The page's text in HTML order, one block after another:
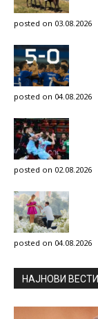
posted on 03.08.2026
posted on 04.08.2026
posted on 02.08.2026
posted on 04.08.2026
НAЈНОВИ ВЕСТИ